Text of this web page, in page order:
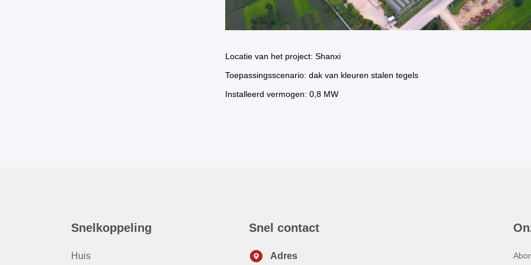
Locatie van het project: Shanxi
Toepassingsscenario: dak van kleuren stalen tegels
Installeerd vermogen: 0,8 MW
Snelkoppeling
Huis
Snel contact
Adres